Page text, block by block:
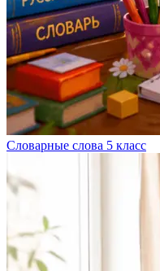
Словарные слова 5 класс